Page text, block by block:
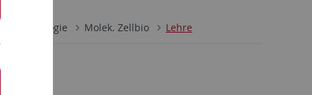
Zellbiologie Molek. Zellbio Lehre